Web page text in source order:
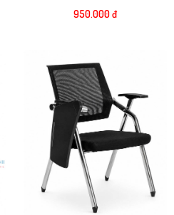
950.000 đ